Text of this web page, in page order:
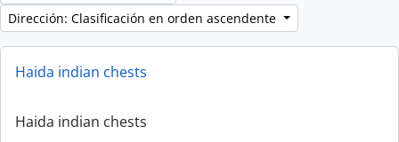
Dirección: Clasificación en orden ascendente
Haida indian chests
Haida indian chests